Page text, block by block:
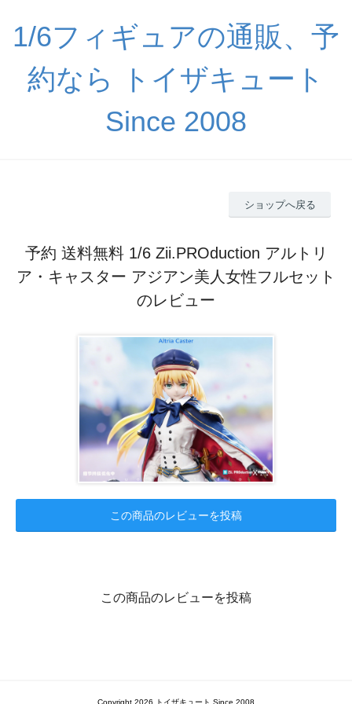
1/6フィギュアの通販、予
約なら トイザキュート
Since 2008
ショップへ戻る
予約 送料無料 1/6 Zii.PROduction アルトリ
ア・キャスター アジアン美人女性フルセット
のレビュー
この商品のレビューを投稿
この商品のレビューを投稿
Copyright 2026 トイザキュート Since 2008